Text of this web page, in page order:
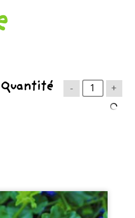
Quantité - +